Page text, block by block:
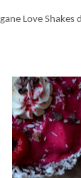
Love Shakes